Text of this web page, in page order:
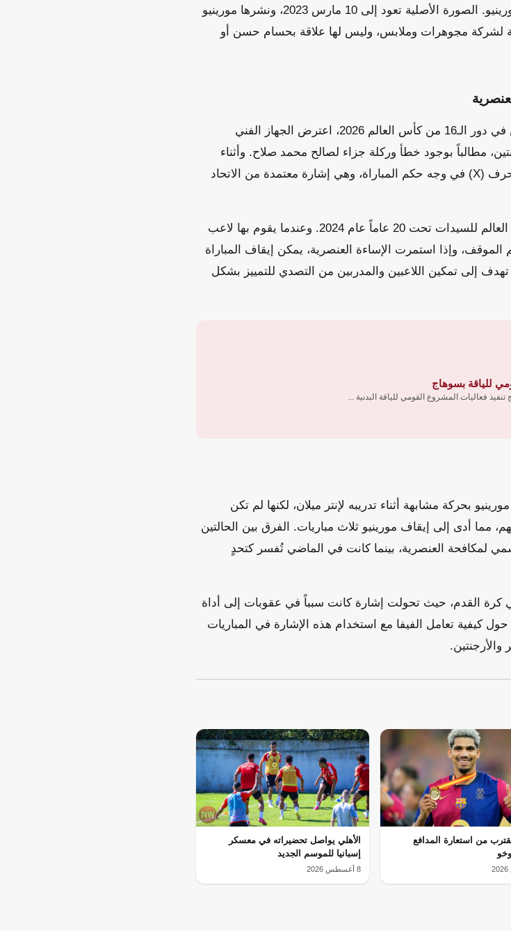
مع علامة توثيق، لكنه ليس الحساب الرسمي لمورينيو. الصورة الأصلية تعود إلى 10 مارس 2023، ونشرها مورينيو
لشركة مجوهرات وملابس، وليس لها علاقة بحسام حسن أو
خلال الدقائق الأخيرة من مباراة مصر والأرجنتين في دور الـ16 من كأس العالم 2026، اعترض الجهاز الفني
مطالباً بوجود خطأ وركلة جزاء لصالح محمد صلاح. وأثناء
الاعتراض، رفع حسام حسن ذراعيه على شكل حرف (X) في وجه حكم المباراة، وهي إشارة معتمدة من الاتحاد
هذه الإشارة تم اعتمادها رسمياً في بطولة كأس العالم للسيدات تحت 20 عاماً عام 2024. وعندما يقوم بها لاعب
وإذا استمرت الإساءة العنصرية، يمكن إيقاف المباراة
تهدف إلى تمكين اللاعبين والمدربين من التصدي للتمييز بشكل
للياقة بسوهاج
فعاليات المشروع القومي للياقة البدنية ...
في 2010، قام جوزيه مورينيو بحركة مشابهة أثناء تدريبه لإنتر ميلان، لكنها لم تكن
مما أدى إلى إيقاف مورينيو ثلاث مباريات. الفرق بين الحالتين
لمكافحة العنصرية، بينما كانت في الماضي تُفسر كتحدٍ
كرة القدم، حيث تحولت إشارة كانت سبباً في عقوبات إلى أداة
كيفية تعامل الفيفا مع استخدام هذه الإشارة في المباريات
والأرجنتين.
من استعارة المدافع
الأهلي يواصل تحضيراته في معسكر
إسبانيا للموسم الجديد
8 أغسطس 2026